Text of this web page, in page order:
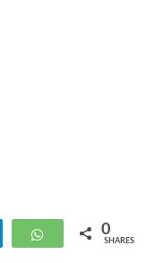
Telegram WhatsApp
0
SHARES